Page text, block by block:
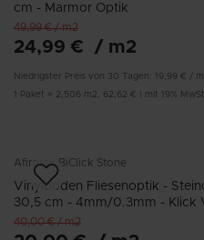
cm - Marmor Optik
49,99 €/m2
24,99 € / m2
Niedrigster Preis von 30 Tagen: 19,99 € /
Paket = 2,506 m2 62,62 € mit 19% MwSt
Afirmax BiClick Stone
Vinylboden Fliesenoptik -
30,5 cm - 4mm/0.3mm - Klick
40,00 €/m2